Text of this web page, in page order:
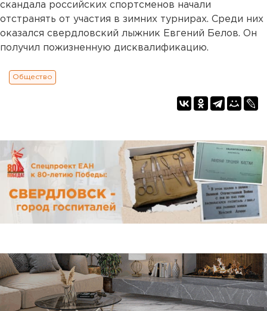
скандала российских спортсменов начали
отстранять от участия в зимних турнирах. Среди них
оказался свердловский лыжник Евгений Белов. Он
получил пожизненную дисквалификацию.
Общество